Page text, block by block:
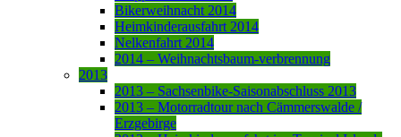
Bikerweihnacht 2014
Heimkinderausfahrt 2014
Nelkenfahrt 2014
2014 – Weihnachtsbaum-verbrennung
2013
2013 – Sachsenbike-Saisonabschluss 2013
2013 – Motorradtour nach Cämmerswalde /
Erzgebirge